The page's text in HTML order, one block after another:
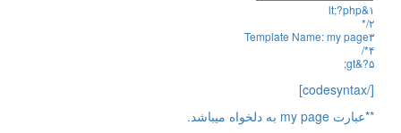
۲
۳
۴
۵
&
lt;?php
/*
Template Name: my page
*/
?
&
gt
;
[/codesyntax]
**عبارت my page به دلخواه میباشد.